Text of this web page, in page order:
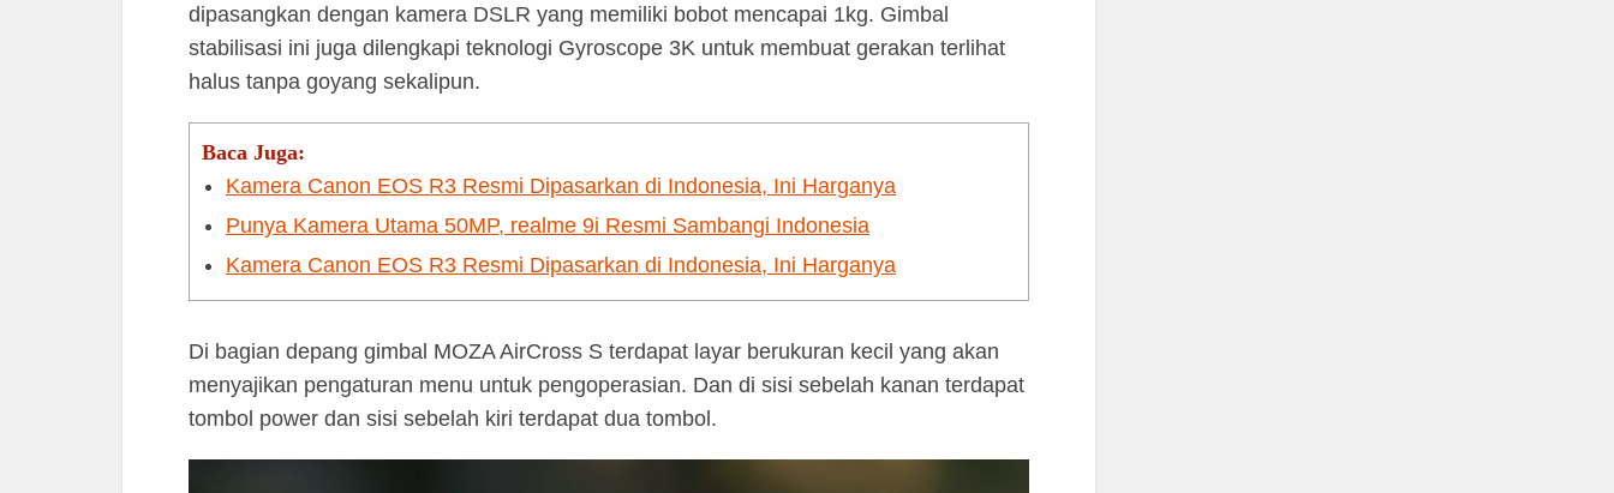
dipasangkan dengan kamera DSLR yang memiliki bobot mencapai 1kg. Gimbal
stabilisasi ini juga dilengkapi teknologi Gyroscope 3K untuk membuat gerakan terlihat
halus tanpa goyang sekalipun.
Baca Juga:
Kamera Canon EOS R3 Resmi Dipasarkan di Indonesia, Ini Harganya
Punya Kamera Utama 50MP, realme 9i Resmi Sambangi Indonesia
Kamera Canon EOS R3 Resmi Dipasarkan di Indonesia, Ini Harganya
Di bagian depang gimbal MOZA AirCross S terdapat layar berukuran kecil yang akan
menyajikan pengaturan menu untuk pengoperasian. Dan di sisi sebelah kanan terdapat
tombol power dan sisi sebelah kiri terdapat dua tombol.